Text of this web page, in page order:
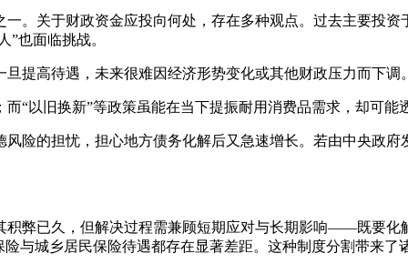
。关于财政资金应投向何处，存在多种观点。过去主要投
”也面临挑战。
提高待遇，未来很难因经济形势变化或其他财政压力而下调
“以旧换新”等政策虽能在当下提振耐用消费品需求，却可
险的担忧，担心地方债务化解后又急速增长。若由中央政
弊已久，但解决过程需兼顾短期应对与长期影响——既要
与城乡居民保险待遇都存在显著差距。这种制度分割带来